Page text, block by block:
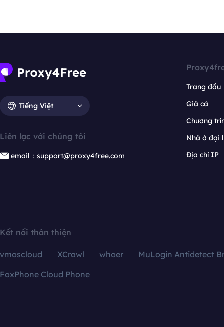
Tiếng Việt
Liên lạc với chúng tôi
email：support@proxy4free.com
Trang đầu
Giá cả
Chương
Nhà ở đại
Địa chỉ IP
Kết nối thân thiện
vmoscloud XCrawl whoer
MuLogin Antidetect
FoxPhone Cloud Phone